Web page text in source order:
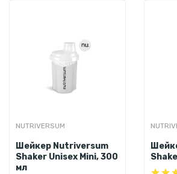
NUTRIVERSUM
Шейкер Nutriversum
Shaker Unisex Mini, 300
мл